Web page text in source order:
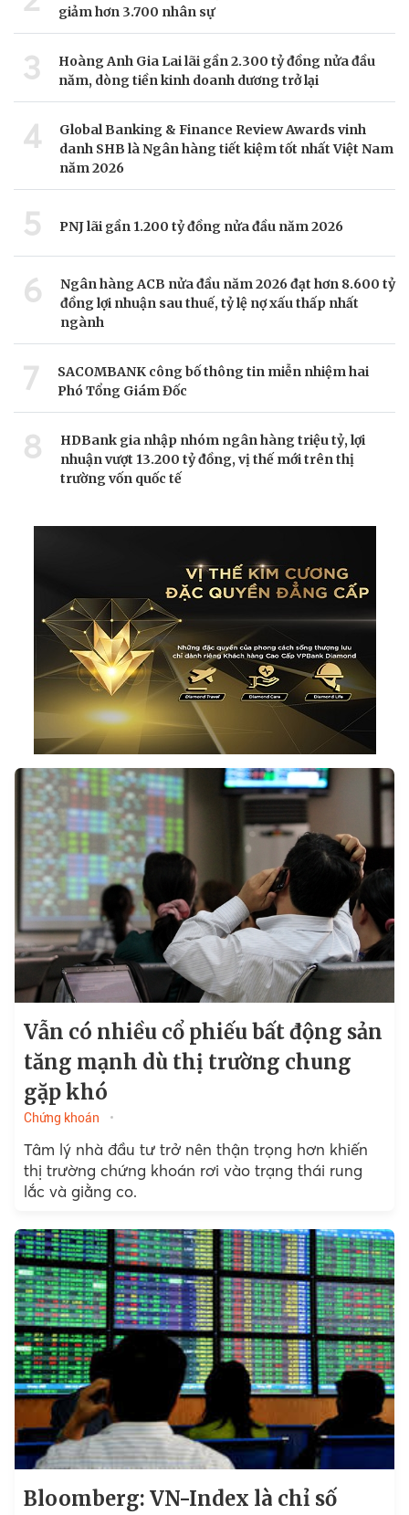
giảm hơn 3.700 nhân sự
3
Hoàng Anh Gia Lai lãi gần 2.300 tỷ đồng nửa đầu
năm, dòng tiền kinh doanh dương trở lại
4
Global Banking & Finance Review Awards vinh
danh SHB là Ngân hàng tiết kiệm tốt nhất Việt Nam
năm 2026
5 PNJ lãi gần 1.200 tỷ đồng nửa đầu năm 2026
6
Ngân hàng ACB nửa đầu năm 2026 đạt hơn 8.600 tỷ
đồng lợi nhuận sau thuế, tỷ lệ nợ xấu thấp nhất
ngành
7
SACOMBANK công bố thông tin miễn nhiệm hai
Phó Tổng Giám Đốc
8
HDBank gia nhập nhóm ngân hàng triệu tỷ, lợi
nhuận vượt 13.200 tỷ đồng, vị thế mới trên thị
trường vốn quốc tế
Vẫn có nhiều cổ phiếu bất động sản
tăng mạnh dù thị trường chung
gặp khó
Chứng khoán
Tâm lý nhà đầu tư trở nên thận trọng hơn khiến
thị trường chứng khoán rơi vào trạng thái rung
lắc và giằng co.
Bloomberg: VN-Index là chỉ số